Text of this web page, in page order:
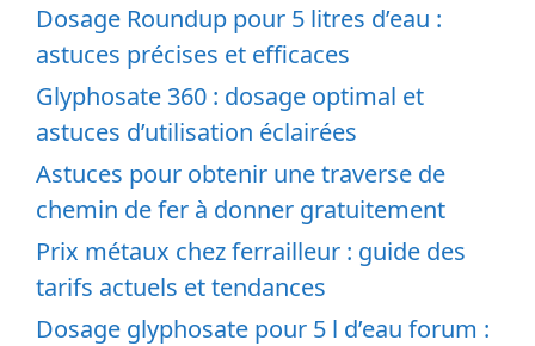
Dosage Roundup pour 5 litres d’eau :
astuces précises et efficaces
Glyphosate 360 : dosage optimal et
astuces d’utilisation éclairées
Astuces pour obtenir une traverse de
chemin de fer à donner gratuitement
Prix métaux chez ferrailleur : guide des
tarifs actuels et tendances
Dosage glyphosate pour 5 l d’eau forum :